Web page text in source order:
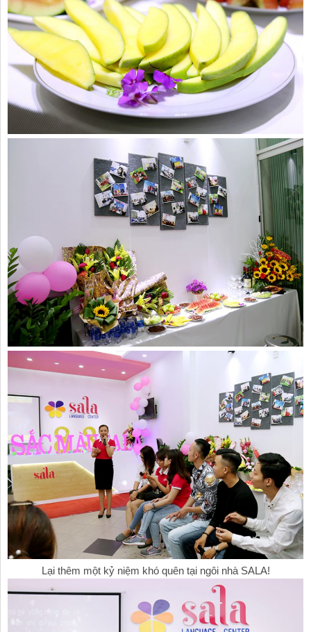
Lại thêm một kỷ niệm khó quên tại ngôi nhà SALA!